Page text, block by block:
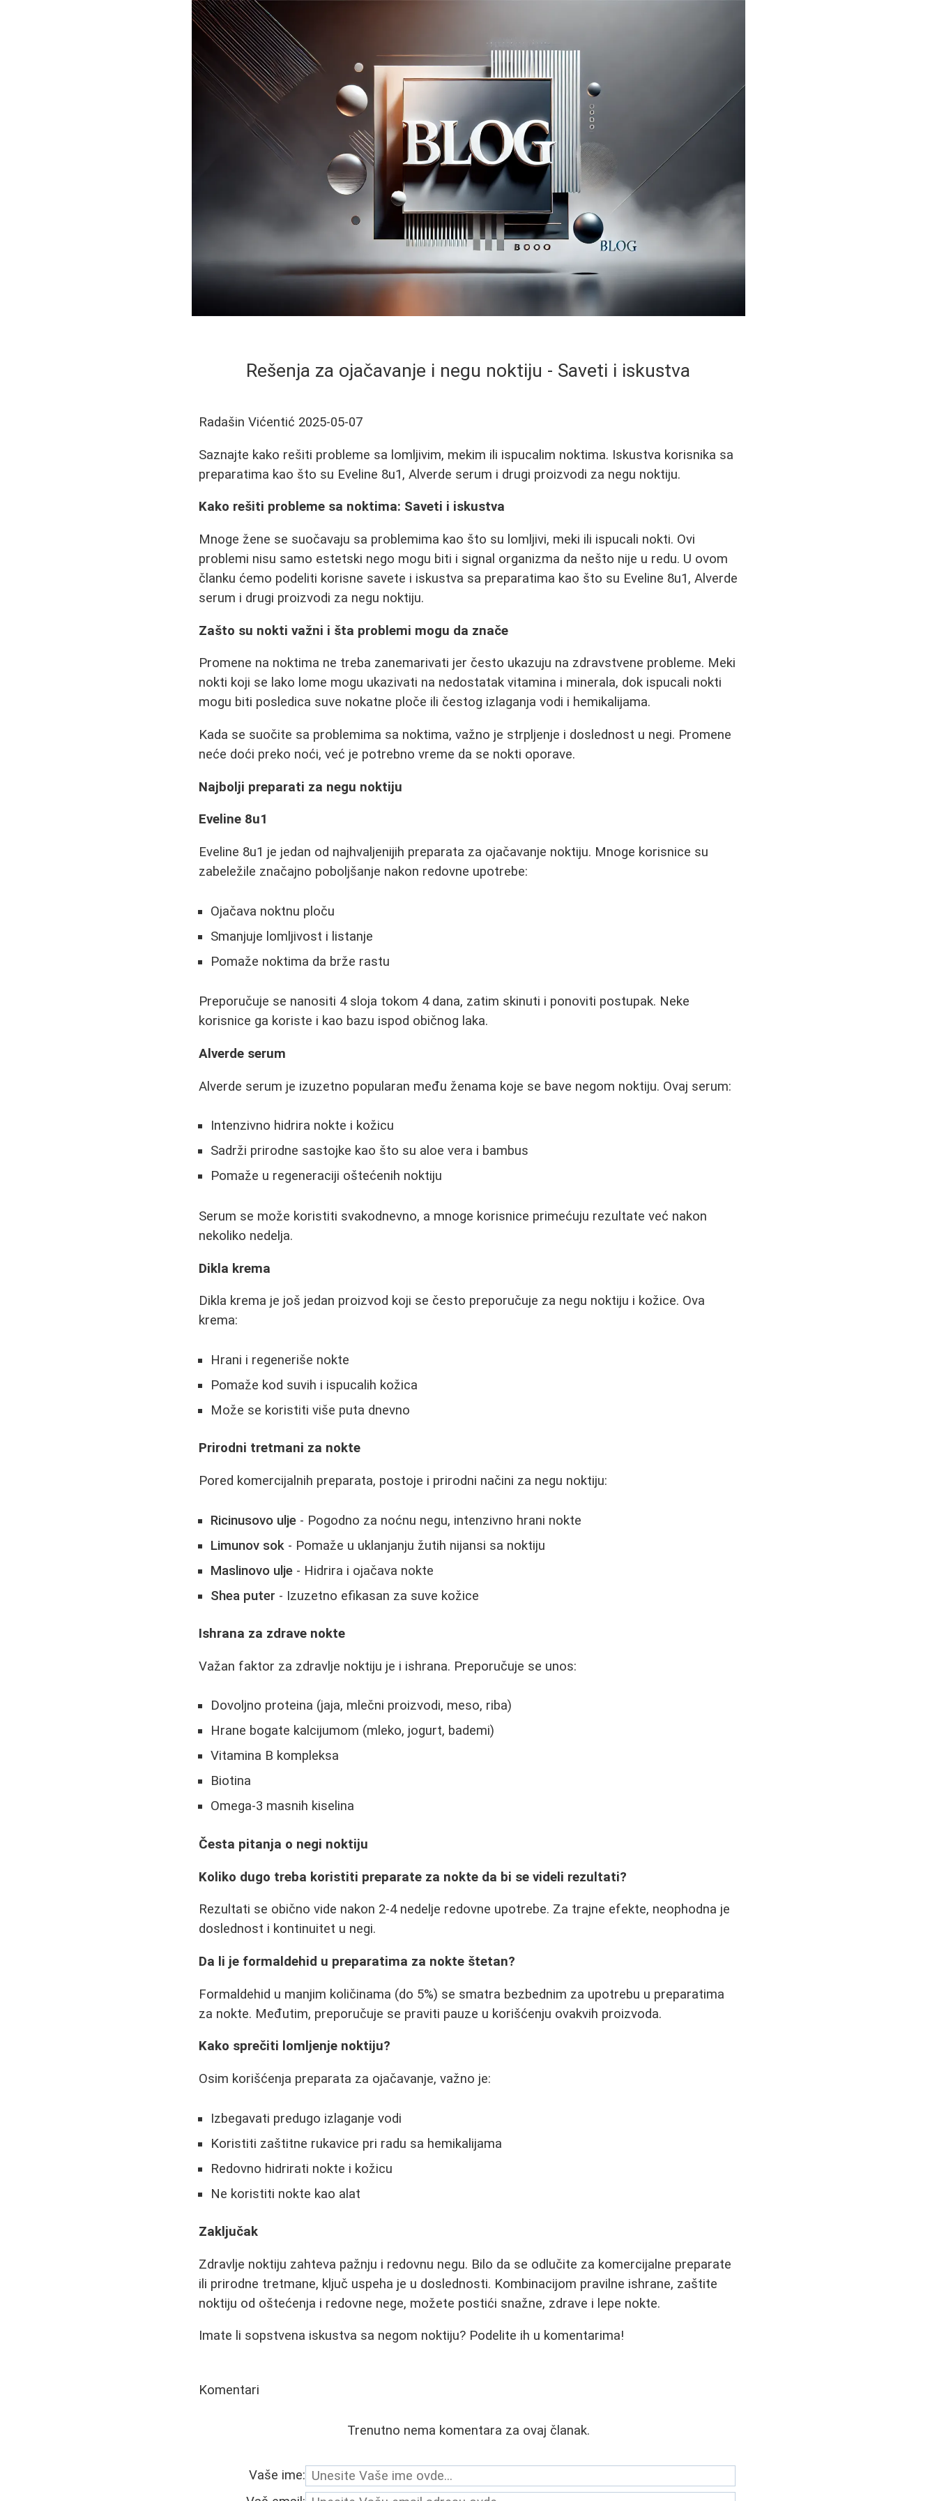
Rešenja za ojačavanje i negu noktiju - Saveti i iskustva
Radašin Vićentić 2025-05-07
Saznajte kako rešiti probleme sa lomljivim, mekim ili ispucalim noktima. Iskustva korisnika sa
preparatima kao što su Eveline 8u1, Alverde serum i drugi proizvodi za negu noktiju.
Kako rešiti probleme sa noktima: Saveti i iskustva
Mnoge žene se suočavaju sa problemima kao što su lomljivi, meki ili ispucali nokti. Ovi
problemi nisu samo estetski nego mogu biti i signal organizma da nešto nije u redu. U ovom
članku ćemo podeliti korisne savete i iskustva sa preparatima kao što su Eveline 8u1, Alverde
serum i drugi proizvodi za negu noktiju.
Zašto su nokti važni i šta problemi mogu da znače
Promene na noktima ne treba zanemarivati jer često ukazuju na zdravstvene probleme. Meki
nokti koji se lako lome mogu ukazivati na nedostatak vitamina i minerala, dok ispucali nokti
mogu biti posledica suve nokatne ploče ili čestog izlaganja vodi i hemikalijama.
Kada se suočite sa problemima sa noktima, važno je strpljenje i doslednost u negi. Promene
neće doći preko noći, već je potrebno vreme da se nokti oporave.
Najbolji preparati za negu noktiju
Eveline 8u1
Eveline 8u1 je jedan od najhvaljenijih preparata za ojačavanje noktiju. Mnoge korisnice su
zabeležile značajno poboljšanje nakon redovne upotrebe:
Ojačava noktnu ploču
Smanjuje lomljivost i listanje
Pomaže noktima da brže rastu
Preporučuje se nanositi 4 sloja tokom 4 dana, zatim skinuti i ponoviti postupak. Neke
korisnice ga koriste i kao bazu ispod običnog laka.
Alverde serum
Alverde serum je izuzetno popularan među ženama koje se bave negom noktiju. Ovaj serum:
Intenzivno hidrira nokte i kožicu
Sadrži prirodne sastojke kao što su aloe vera i bambus
Pomaže u regeneraciji oštećenih noktiju
Serum se može koristiti svakodnevno, a mnoge korisnice primećuju rezultate već nakon
nekoliko nedelja.
Dikla krema
Dikla krema je još jedan proizvod koji se često preporučuje za negu noktiju i kožice. Ova
krema:
Hrani i regeneriše nokte
Pomaže kod suvih i ispucalih kožica
Može se koristiti više puta dnevno
Prirodni tretmani za nokte
Pored komercijalnih preparata, postoje i prirodni načini za negu noktiju:
Ricinusovo ulje - Pogodno za noćnu negu, intenzivno hrani nokte
Limunov sok - Pomaže u uklanjanju žutih nijansi sa noktiju
Maslinovo ulje - Hidrira i ojačava nokte
Shea puter - Izuzetno efikasan za suve kožice
Ishrana za zdrave nokte
Važan faktor za zdravlje noktiju je i ishrana. Preporučuje se unos:
Dovoljno proteina (jaja, mlečni proizvodi, meso, riba)
Hrane bogate kalcijumom (mleko, jogurt, bademi)
Vitamina B kompleksa
Biotina
Omega-3 masnih kiselina
Česta pitanja o negi noktiju
Koliko dugo treba koristiti preparate za nokte da bi se videli rezultati?
Rezultati se obično vide nakon 2-4 nedelje redovne upotrebe. Za trajne efekte, neophodna je
doslednost i kontinuitet u negi.
Da li je formaldehid u preparatima za nokte štetan?
Formaldehid u manjim količinama (do 5%) se smatra bezbednim za upotrebu u preparatima
za nokte. Međutim, preporučuje se praviti pauze u korišćenju ovakvih proizvoda.
Kako sprečiti lomljenje noktiju?
Osim korišćenja preparata za ojačavanje, važno je:
Izbegavati predugo izlaganje vodi
Koristiti zaštitne rukavice pri radu sa hemikalijama
Redovno hidrirati nokte i kožicu
Ne koristiti nokte kao alat
Zaključak
Zdravlje noktiju zahteva pažnju i redovnu negu. Bilo da se odlučite za komercijalne preparate
ili prirodne tretmane, ključ uspeha je u doslednosti. Kombinacijom pravilne ishrane, zaštite
noktiju od oštećenja i redovne nege, možete postići snažne, zdrave i lepe nokte.
Imate li sopstvena iskustva sa negom noktiju? Podelite ih u komentarima!
Komentari
Trenutno nema komentara za ovaj članak.
Vaše ime: